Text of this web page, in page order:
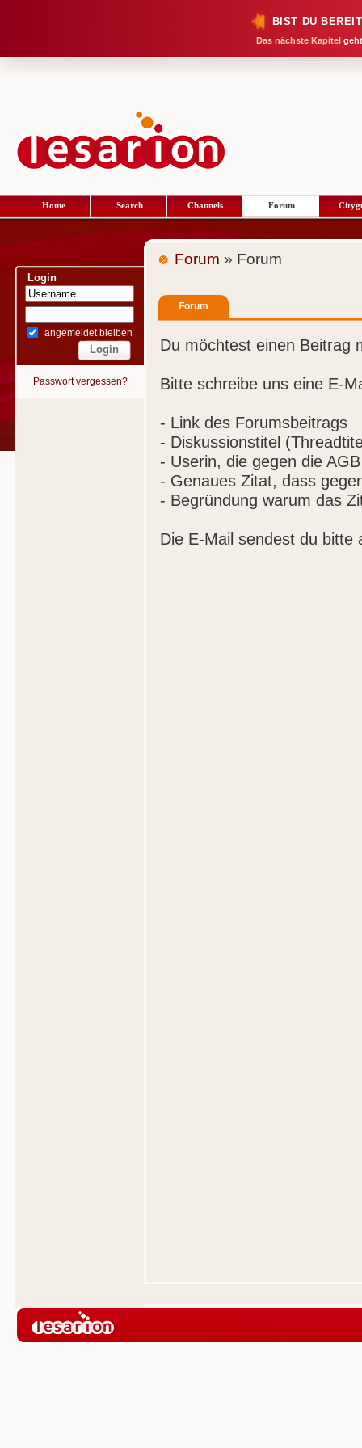
BIST DU
Das nächste Kapitel
Home Search Channels Forum
Login
angemeldet bleiben
Passwort vergessen?
Forum » Forum
Forum
Du möchtest einen Beitrag
Bitte schreibe uns eine E-
- Link des Forumsbeitrags
- Diskussionstitel
- Userin, die gegen die
- Genaues Zitat, dass
- Begründung warum das
Die E-Mail sendest du bitte